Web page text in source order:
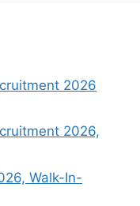
2026
2026,
Walk-In-